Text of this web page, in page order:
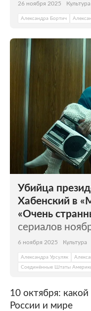
26 ноября 2025 Культура
Александра Бортич
Убийца
Хабенский в
«Очень
сериалов
6 ноября 2025 Культура
Александра Урсуляк
Соединённые Штаты
10 октября:
России и мире